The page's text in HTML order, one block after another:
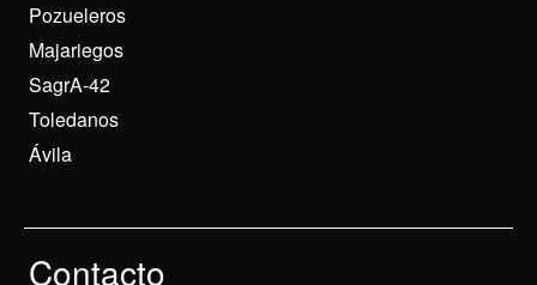
Pozueleros
Majariegos
SagrA-42
Toledanos
Ávila
Contacto